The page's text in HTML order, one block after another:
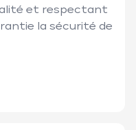
et respectant
la sécurité de